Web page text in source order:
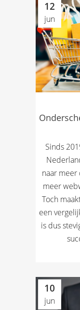
12
jun
Sinds
naar meer
meer
Toch
een
is dus
10
jun